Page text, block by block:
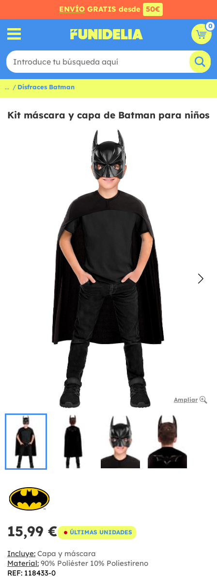
ENVÍO GRATIS desde 50€
0
... Disfraces Batman
Kit máscara y capa de Batman para niños
Ampliar
15,99 € ÚLTIMAS UNIDADES
Incluye: Capa y máscara
Material: 90% Poliéster 10% Poliestireno
REF: 118433-0